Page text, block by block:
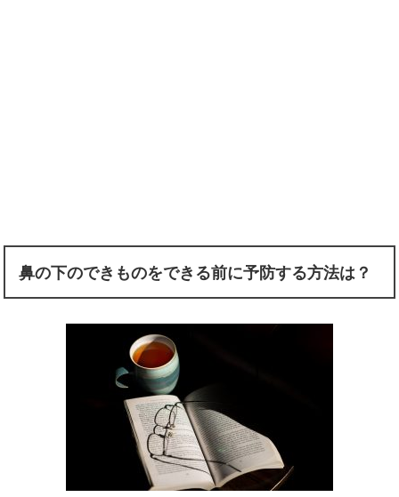
鼻の下のできものをできる前に予防する方法は？